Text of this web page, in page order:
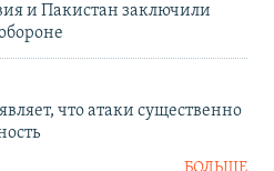
и Пакистан заключили
что атаки существенно